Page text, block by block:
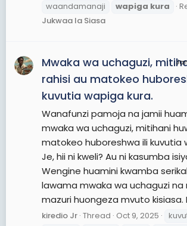
waandamanaji
wapiga kura
Jukwaa la Siasa
Mwaka wa uchaguzi,
rahisi au matokeo
kuvutia wapiga kura.
Wanafunzi pamoja na jamii
mwaka wa uchaguzi, mitihani
matokeo huboreshwa ili kuvutia
Je, hii ni kweli? Au ni kasumba
Wengine huamini kwamba
lawama mwaka wa uchaguzi
mazuri huongeza mvuto kisiasa.
kiredio Jr Thread Oct 9, 2025